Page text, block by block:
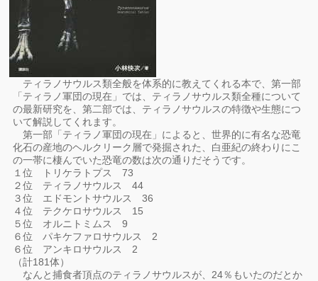
ティラノサウルス類全般を体系的に教えてくれる本で、第一部
「ティラノ軍団の現在」では、ティラノサウルス類全種について
の最新研究を、第二部では、ティラノサウルスの特徴や生態につ
いて解説してくれます。
第一部「ティラノ軍団の現在」によると、世界的に有名な恐竜
化石の産地のヘルクリーク層で発掘された、白亜紀の終わりにこ
の一帯に棲んでいた恐竜の数は次の通りだそうです。
１位 トリケラトプス 73
２位 ティラノサウルス 44
３位 エドモントサウルス 36
４位 テクケロサウルス 15
５位 オルニトミムス 9
６位 パキケファロサウルス 2
６位 アンキロサウルス 2
（計181体）
なんと捕食者頂点のティラノサウルスが、24％もいたのだとか